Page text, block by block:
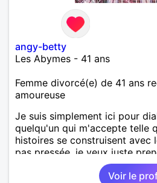
angy-betty
Les Abymes - 41 ans
Femme divorcé(e) de 41 ans
amoureuse
Je suis simplement ici pour
quelqu'un qui m'accepte telle
histoires se construisent avec
pas pressée, je veux juste
Voir le